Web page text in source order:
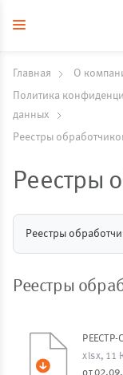
Главная
О
Политика
данных
Реестры
Реестры
Реестры
Реестры
РЕЕСТР-
xlsx, 11